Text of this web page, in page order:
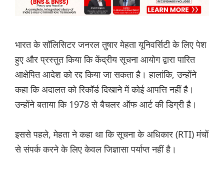
भारत के सॉलिसिटर जनरल तुषार मेहता यूनिवर्सिटी के लिए पेश
हुए और प्रस्तुत किया कि केंद्रीय सूचना आयोग द्वारा पारित
आक्षेपित आदेश को रद्द किया जा सकता है। हालांकि, उन्होंने
कहा कि अदालत को रिकॉर्ड दिखाने में कोई आपत्ति नहीं है।
उन्होंने बताया कि 1978 से बैचलर ऑफ आर्ट की डिग्री है।
इससे पहले, मेहता ने कहा था कि सूचना के अधिकार (RTI) मंचों
से संपर्क करने के लिए केवल जिज्ञासा पर्याप्त नहीं है।